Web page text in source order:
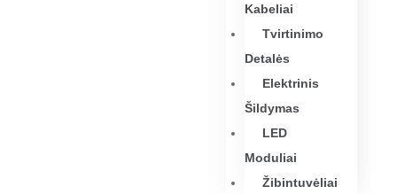
Kabeliai
Tvirtinimo
Detalės
Elektrinis
Šildymas
LED
Moduliai
Žibintuvėliai